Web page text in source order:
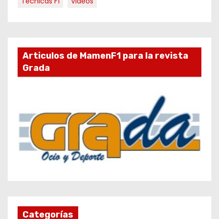
Articulos de MamenF1 para la revista
Grada
Categorías